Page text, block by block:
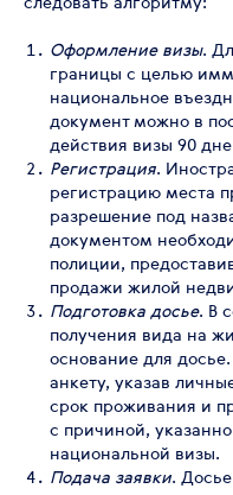
Оформление визы.
границы с целью
национальное
документ можно в
действия визы 90
Регистрация.
регистрацию места
разрешение под
документом
полиции,
продажи жилой
Подготовка досье. В
получения вида на
основание для
анкету, указав
срок проживания и
с причиной,
национальной визы.
Подача заявки.